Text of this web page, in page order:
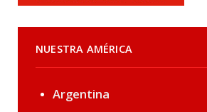
NUESTRA AMÉRICA
Argentina